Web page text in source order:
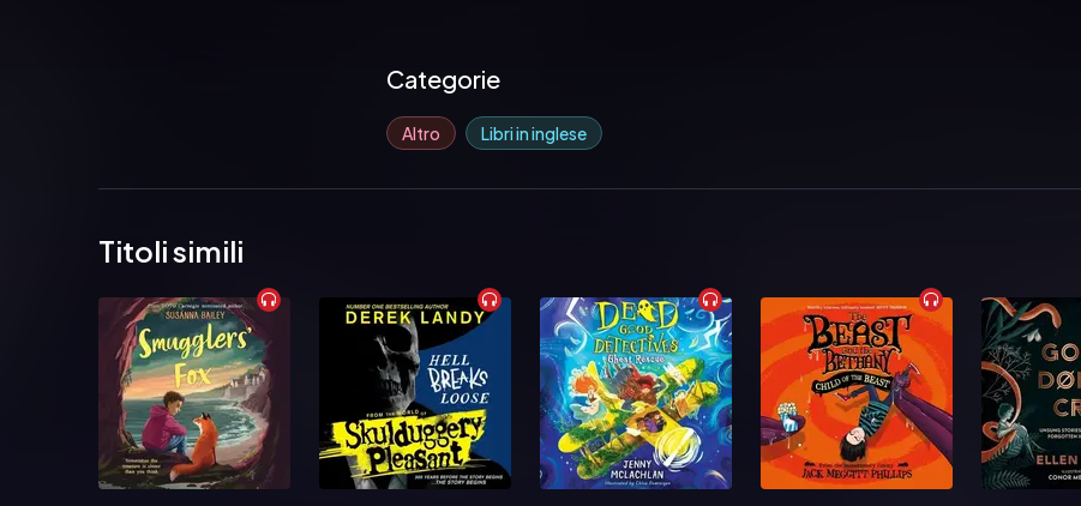
Categorie
Altro Libri in inglese
Titoli simili